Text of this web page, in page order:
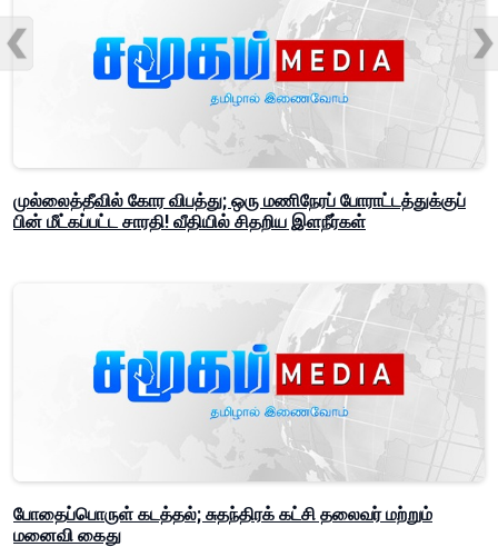
முல்லைத்தீவில் கோர விபத்து; ஒரு மணிநேரப் போராட்டத்துக்குப்
பின் மீட்கப்பட்ட சாரதி! வீதியில் சிதறிய இளநீர்கள்
போதைப்பொருள் கடத்தல்; சுதந்திரக் கட்சி தலைவர் மற்றும்
மனைவி கைது